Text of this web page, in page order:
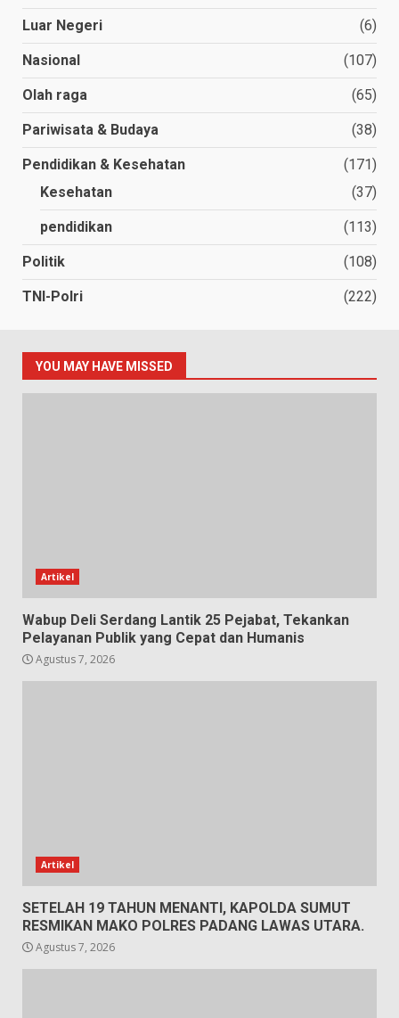
Luar Negeri (6)
Nasional (107)
Olah raga (65)
Pariwisata & Budaya (38)
Pendidikan & Kesehatan
(171)
Kesehatan
(37)
pendidikan (113)
Politik (108)
TNI-Polri (222)
YOU MAY HAVE MISSED
Artikel
Wabup Deli Serdang Lantik 25 Pejabat, Tekankan
Pelayanan Publik yang Cepat dan Humanis
Agustus 7, 2026
Artikel
SETELAH 19 TAHUN MENANTI, KAPOLDA SUMUT
RESMIKAN MAKO POLRES PADANG LAWAS UTARA.
Agustus 7, 2026